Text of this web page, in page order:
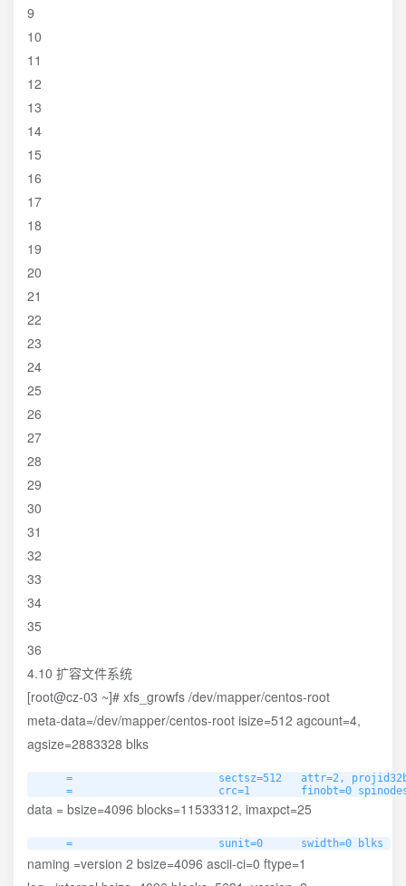
9
10
11
12
13
14
15
16
17
18
19
20
21
22
23
24
25
26
27
28
29
30
31
32
33
34
35
36
4.10 扩容文件系统
[root@cz-03 ~]# xfs_growfs /dev/mapper/centos-root
meta-data=/dev/mapper/centos-root isize=512 agcount=4,
agsize=2883328 blks
=                       sectsz=512   attr=2,
=                       crc=1        finobt=0
data = bsize=4096 blocks=11533312, imaxpct=25
     =                       sunit=0      swidth=0 blks
naming =version 2 bsize=4096 ascii-ci=0 ftype=1